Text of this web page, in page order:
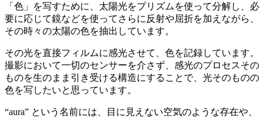
「色」を写すために、太陽光をプリズムを使って分解し、必
要に応じて鏡などを使ってさらに反射や屈折を加えながら、
その時々の太陽の色を抽出しています。
その光を直接フィルムに感光させて、色を記録しています。
撮影において一切のセンサーを介さず、感光のプロセスその
ものを生のまま引き受ける構造にすることで、光そのものの
色を写したいと思っています。
“aura” という名前には、目に見えない空気のような存在や、